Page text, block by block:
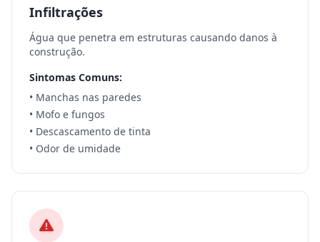
Infiltrações
Água que penetra em estruturas causando danos à
construção.
Sintomas Comuns:
• Manchas nas paredes
• Mofo e fungos
• Descascamento de tinta
• Odor de umidade